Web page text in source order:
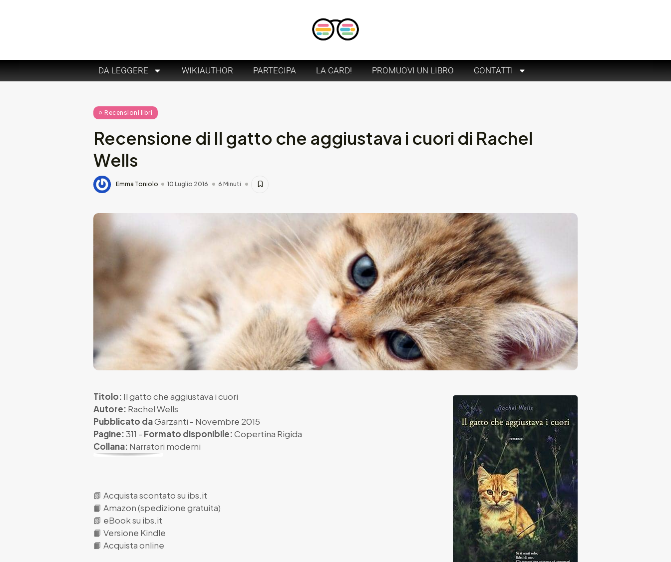
DA LEGGERE WIKIAUTHOR PARTECIPA LA CARD! PROMUOVI UN LIBRO CONTATTI
Recensioni libri
Recensione di Il gatto che aggiustava i cuori di Rachel
Wells
Emma Toniolo 10 Luglio 2016 6 Minuti
Titolo: Il gatto che aggiustava i cuori
Autore: Rachel Wells
Pubblicato daGarzanti - Novembre 2015
Pagine:311 - Formato disponibile:Copertina Rigida
Collana: Narratori moderni
📗 Acquista scontato su ibs.it
📙 Amazon (spedizione gratuita)
📗 eBook su ibs.it
📙 Versione Kindle
📙 Acquista online